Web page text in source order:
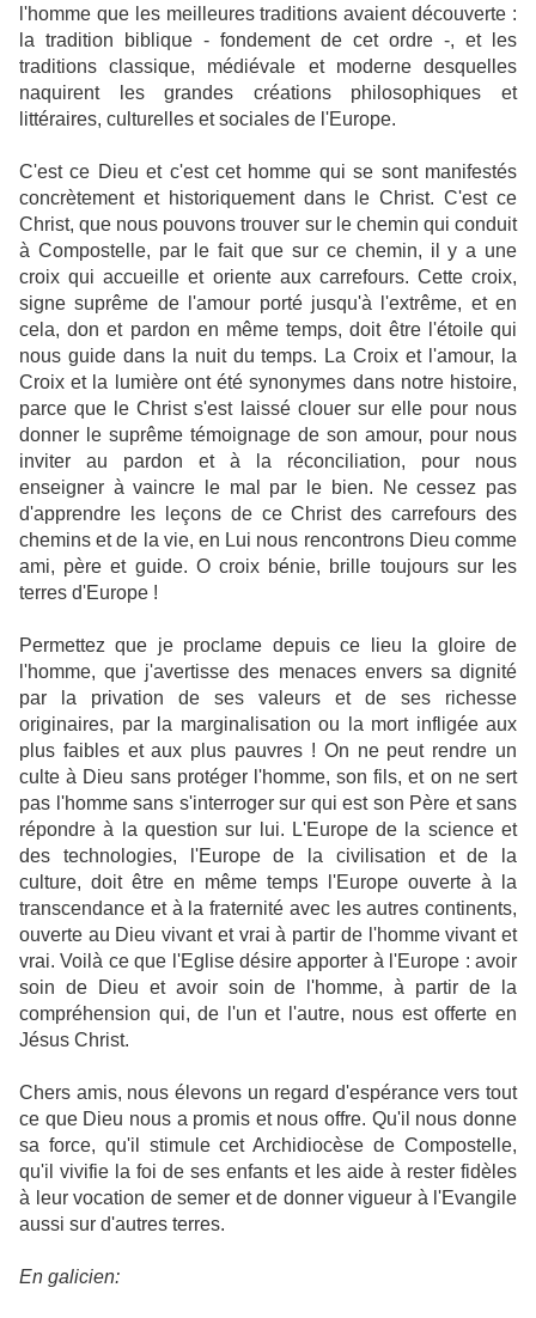
l'homme que les meilleures traditions avaient découverte :
la tradition biblique - fondement de cet ordre -, et les
traditions classique, médiévale et moderne desquelles
naquirent les grandes créations philosophiques et
littéraires, culturelles et sociales de l'Europe.
C'est ce Dieu et c'est cet homme qui se sont manifestés
concrètement et historiquement dans le Christ. C'est ce
Christ, que nous pouvons trouver sur le chemin qui conduit
à Compostelle, par le fait que sur ce chemin, il y a une
croix qui accueille et oriente aux carrefours. Cette croix,
signe suprême de l'amour porté jusqu'à l'extrême, et en
cela, don et pardon en même temps, doit être l'étoile qui
nous guide dans la nuit du temps. La Croix et l'amour, la
Croix et la lumière ont été synonymes dans notre histoire,
parce que le Christ s'est laissé clouer sur elle pour nous
donner le suprême témoignage de son amour, pour nous
inviter au pardon et à la réconciliation, pour nous
enseigner à vaincre le mal par le bien. Ne cessez pas
d'apprendre les leçons de ce Christ des carrefours des
chemins et de la vie, en Lui nous rencontrons Dieu comme
ami, père et guide. O croix bénie, brille toujours sur les
terres d'Europe !
Permettez que je proclame depuis ce lieu la gloire de
l'homme, que j'avertisse des menaces envers sa dignité
par la privation de ses valeurs et de ses richesse
originaires, par la marginalisation ou la mort infligée aux
plus faibles et aux plus pauvres ! On ne peut rendre un
culte à Dieu sans protéger l'homme, son fils, et on ne sert
pas l'homme sans s'interroger sur qui est son Père et sans
répondre à la question sur lui. L'Europe de la science et
des technologies, l'Europe de la civilisation et de la
culture, doit être en même temps l'Europe ouverte à la
transcendance et à la fraternité avec les autres continents,
ouverte au Dieu vivant et vrai à partir de l'homme vivant et
vrai. Voilà ce que l'Eglise désire apporter à l'Europe : avoir
soin de Dieu et avoir soin de l'homme, à partir de la
compréhension qui, de l'un et l'autre, nous est offerte en
Jésus Christ.
Chers amis, nous élevons un regard d'espérance vers tout
ce que Dieu nous a promis et nous offre. Qu'il nous donne
sa force, qu'il stimule cet Archidiocèse de Compostelle,
qu'il vivifie la foi de ses enfants et les aide à rester fidèles
à leur vocation de semer et de donner vigueur à l'Evangile
aussi sur d'autres terres.
En galicien: